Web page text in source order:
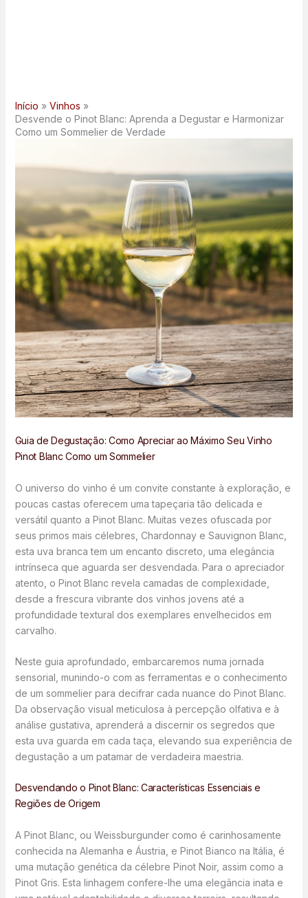
Início
Vinhos
Desvende o Pinot Blanc: Aprenda a Degustar e Harmonizar
Como um Sommelier de Verdade
Guia de Degustação: Como Apreciar ao Máximo Seu Vinho
Pinot Blanc Como um Sommelier
O universo do vinho é um convite constante à exploração, e
poucas castas oferecem uma tapeçaria tão delicada e
versátil quanto a Pinot Blanc. Muitas vezes ofuscada por
seus primos mais célebres, Chardonnay e Sauvignon Blanc,
esta uva branca tem um encanto discreto, uma elegância
intrínseca que aguarda ser desvendada. Para o apreciador
atento, o Pinot Blanc revela camadas de complexidade,
desde a frescura vibrante dos vinhos jovens até a
profundidade textural dos exemplares envelhecidos em
carvalho.
Neste guia aprofundado, embarcaremos numa jornada
sensorial, munindo-o com as ferramentas e o conhecimento
de um sommelier para decifrar cada nuance do Pinot Blanc.
Da observação visual meticulosa à percepção olfativa e à
análise gustativa, aprenderá a discernir os segredos que
esta uva guarda em cada taça, elevando sua experiência de
degustação a um patamar de verdadeira maestria.
Desvendando o Pinot Blanc: Características Essenciais e
Regiões de Origem
A Pinot Blanc, ou Weissburgunder como é carinhosamente
conhecida na Alemanha e Áustria, e Pinot Bianco na Itália, é
uma mutação genética da célebre Pinot Noir, assim como a
Pinot Gris. Esta linhagem confere-lhe uma elegância inata e